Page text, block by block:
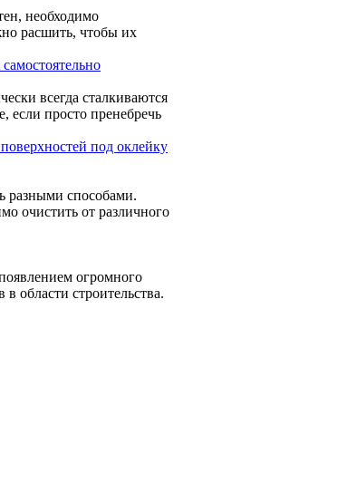
необходимо
расшить, чтобы их
всегда сталкиваются
если просто пренебречь
под оклейку
разными способами.
очистить от различного
огромного
области строительства.